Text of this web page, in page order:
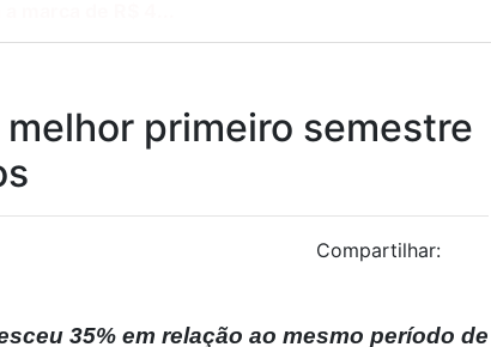
primeiro semestre
Compartilhar:
35% em relação ao mesmo período de